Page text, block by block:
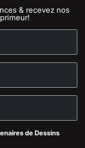
& recevez nos
de Dessins